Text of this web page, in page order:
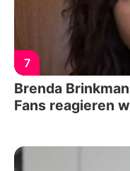
7
Brenda
Fans reagieren